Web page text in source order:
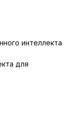
интеллекта
для